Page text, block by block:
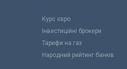
Курс євро
Інвестиційні брокери
Тарифи на газ
Народний рейтинг банків